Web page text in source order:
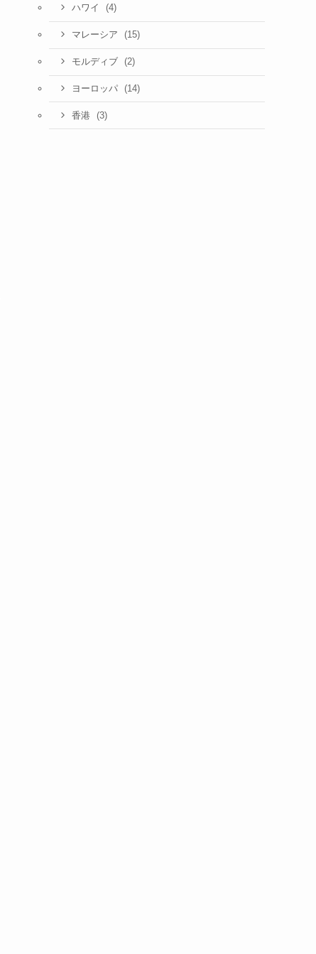
ハワイ (4)
マレーシア (15)
モルディブ (2)
ヨーロッパ (14)
香港 (3)